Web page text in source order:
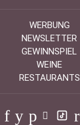
WERBUNG
NEWSLETTER
GEWINNSPIEL
WEINE
RESTAURANTS